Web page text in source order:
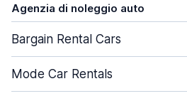
Agenzia di noleggio auto
Bargain Rental Cars
Mode Car Rentals